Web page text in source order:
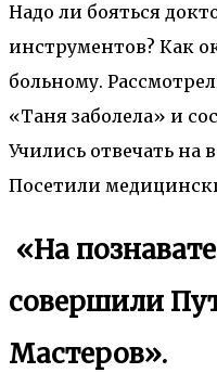
Надо ли бояться
инструментов? Как
больному.
«Таня заболела» и
Учились отвечать на
Посетили
«На
совершили
Мастеров».